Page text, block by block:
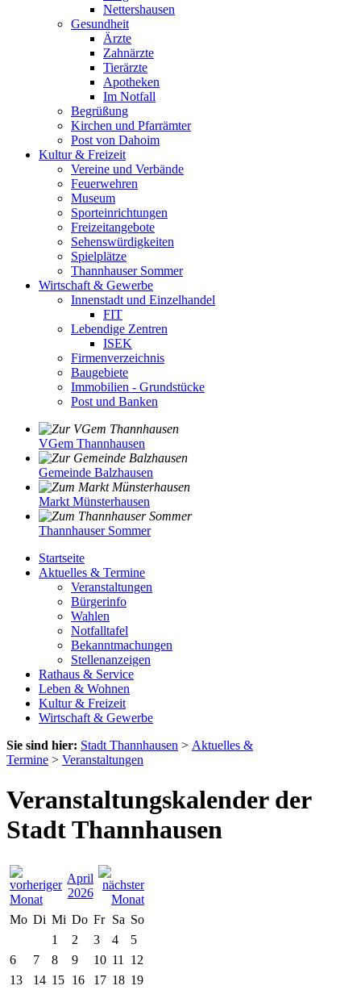
Nettershausen
Gesundheit
Ärzte
Zahnärzte
Tierärzte
Apotheken
Im Notfall
Begrüßung
Kirchen und Pfarrämter
Post von Dahoim
Kultur & Freizeit
Vereine und Verbände
Feuerwehren
Museum
Sporteinrichtungen
Freizeitangebote
Sehenswürdigkeiten
Spielplätze
Thannhauser Sommer
Wirtschaft & Gewerbe
Innenstadt und Einzelhandel
FIT
Lebendige Zentren
ISEK
Firmenverzeichnis
Baugebiete
Immobilien - Grundstücke
Post und Banken
VGem Thannhausen
Gemeinde Balzhausen
Markt Münsterhausen
Thannhauser Sommer
Startseite
Aktuelles & Termine
Veranstaltungen
Bürgerinfo
Wahlen
Notfalltafel
Bekanntmachungen
Stellenanzeigen
Rathaus & Service
Leben & Wohnen
Kultur & Freizeit
Wirtschaft & Gewerbe
Sie sind hier: Stadt Thannhausen > Aktuelles &
Termine > Veranstaltungen
Veranstaltungskalender der
Stadt Thannhausen
April
2026
Mo Di Mi Do Fr Sa So
1
2 3 4
5
6
7 8 9 10 11
12
13
14 15 16 17 18 19